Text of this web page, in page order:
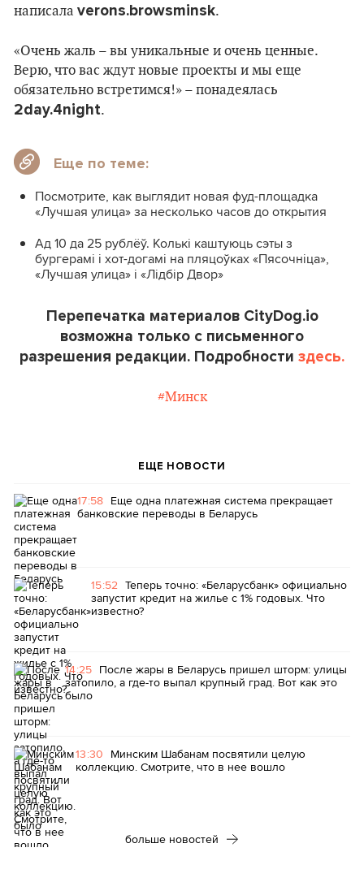
написала verons.browsminsk.
«Очень жаль – вы уникальные и очень ценные.
Верю, что вас ждут новые проекты и мы еще
обязательно встретимся!» – понадеялась
2day.4night.
Еще по теме:
Посмотрите, как выглядит новая фуд-площадка
«Лучшая улица» за несколько часов до открытия
Ад 10 да 25 рублёў. Колькі каштуюць сэты з
бургерамі і хот-догамі на пляцоўках «Пясочніца»,
«Лучшая улица» і «Лідбір Двор»
Перепечатка материалов CityDog.io
возможна только с письменного
разрешения редакции. Подробности здесь.
#Минск
ЕЩЕ НОВОСТИ
17:58 Еще одна платежная система прекращает
банковские переводы в Беларусь
15:52 Теперь точно: «Беларусбанк» официально
запустит кредит на жилье с 1% годовых. Что
известно?
14:25 После жары в Беларусь пришел шторм: улицы
затопило, а где-то выпал крупный град. Вот как это
было
13:30 Минским Шабанам посвятили целую
коллекцию. Смотрите, что в нее вошло
больше новостей